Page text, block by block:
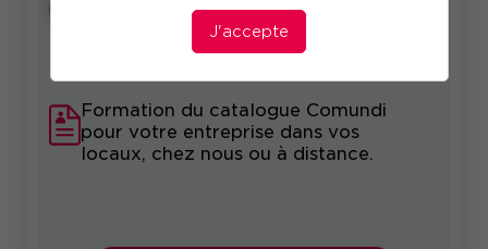
J'accepte
Sur-mesure
Formation du catalogue Comundi
pour votre entreprise dans vos
locaux, chez nous ou à distance.